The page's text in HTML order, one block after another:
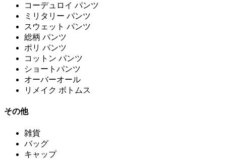
コーデュロイ パンツ
ミリタリー パンツ
スウェット パンツ
総柄 パンツ
ポリ パンツ
コットン パンツ
ショートパンツ
オーバーオール
リメイク ボトムス
その他
雑貨
バッグ
キャップ